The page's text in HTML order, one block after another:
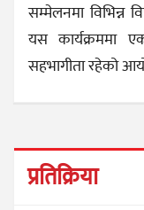
सम्मेलनमा
यस कार्यक्रममा
सहभागीता रहेको
प्रतिक्रिया